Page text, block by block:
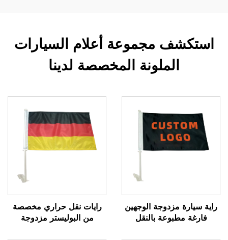
استكشف مجموعة أعلام السيارات
الملونة المخصصة لدينا
راية سيارة مزدوجة الوجهين
فارغة مطبوعة بالنقل
رايات نقل حراري مخصصة
من البوليستر مزدوجة